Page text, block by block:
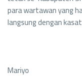
para wartawan yang
langsung dengan
Mariyo